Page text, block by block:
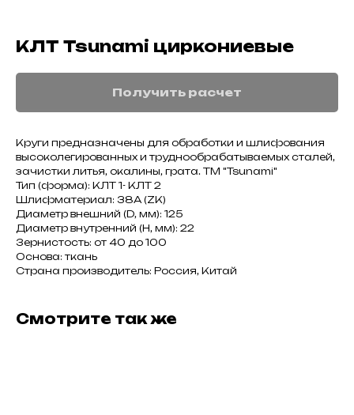
КЛТ Tsunami циркониевые
Получить расчет
Круги предназначены для обработки и шлифования
высоколегированных и труднообрабатываемых сталей,
зачистки литья, окалины, грата. ТМ "Tsunami"
Тип (форма): КЛТ 1- КЛТ 2
Шлифматериал: 38А (ZK)
Диаметр внешний (D, мм): 125
Диаметр внутренний (H, мм): 22
Зернистость: от 40 до 100
Основа: ткань
Страна производитель: Россия, Китай
Смотрите так же